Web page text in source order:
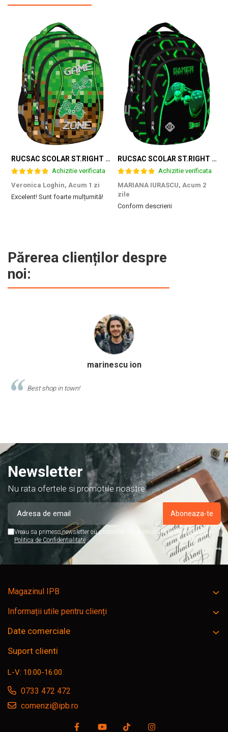
RUCSAC SCOLAR ST.RIGHT 4 COMPARTIMENTE BP-04 GAME ZONE 698187
Achizitie verificata
Veronica Loghin, Acum 1 zi
Excelent! Sunt foarte mulțumită!
RUCSAC SCOLAR ST.RIGHT 4 COMPARTIMENTE BP-04 GREEN LEVEL 301339
Achizitie verificata
MARIANA IURASCU, Acum 2
zile
Conform descrierii
Părerea clienților despre
noi:
Calinescu Matei
Comand produse de papetarie si birotica de cel putin 10 ani de la
Newsletter
Nu rata ofertele si promotiile noastre
Vreau sa primesc newsletter cu promotiile magazinului. Afla mai multe in
Politica de Confidentialitate
Magazinul IPB
Informații utile pentru clienți
Date comerciale
Suport clienti
L-V: 10:00-16:00
0733 472 472
comenzi@ipb.ro